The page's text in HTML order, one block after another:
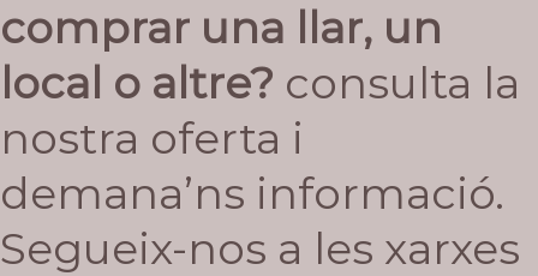
comprar una llar, un
local o altre? consulta la
nostra oferta i
demana’ns informació.
Segueix-nos a les xarxes